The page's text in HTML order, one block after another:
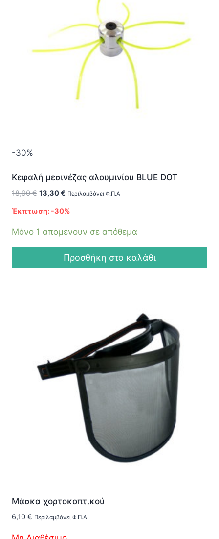
-30%
Κεφαλή μεσινέζας αλουμινίου BLUE DOT
18,90€ Original
was:
18,90 €.
13,30€ Η
τιμή
είναι:
13,30 €.
Περιλαμβάνει Φ.Π.Α
Έκπτωση: -30%
Μόνο 1 απομένουν σε απόθεμα
Προσθήκη στο καλάθι
Μάσκα χορτοκοπτικού
6,10 € Περιλαμβάνει Φ.Π.Α